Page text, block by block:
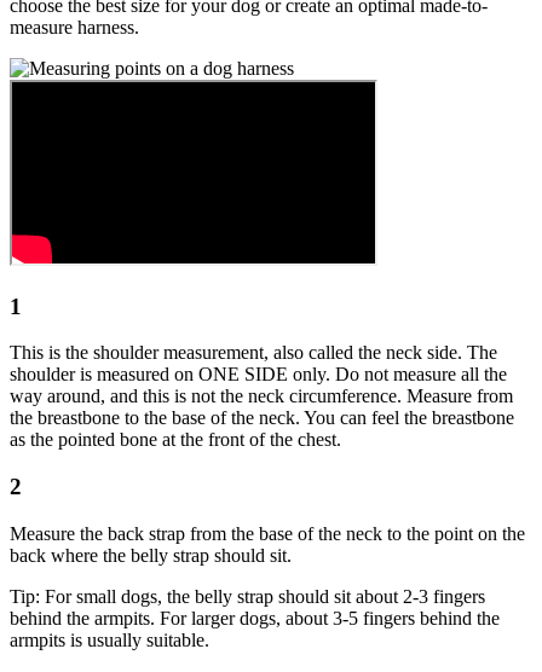
choose the best size for your dog or create an optimal made-to-
measure harness.
1
This is the shoulder measurement, also called the neck side. The
shoulder is measured on ONE SIDE only. Do not measure all the
way around, and this is not the neck circumference. Measure from
the breastbone to the base of the neck. You can feel the breastbone
as the pointed bone at the front of the chest.
2
Measure the back strap from the base of the neck to the point on the
back where the belly strap should sit.
Tip: For small dogs, the belly strap should sit about 2-3 fingers
behind the armpits. For larger dogs, about 3-5 fingers behind the
armpits is usually suitable.